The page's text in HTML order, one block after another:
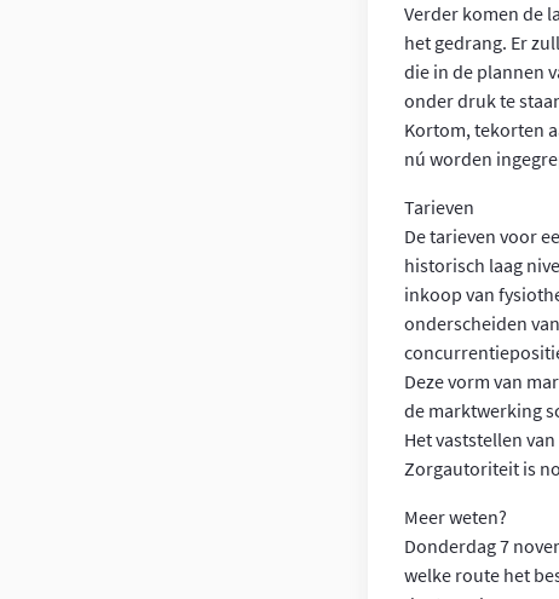
Verder komen de
het gedrang. Er
die in de plannen
onder druk te
Kortom, tekorten
nú worden
Tarieven
De tarieven voor
historisch laag
inkoop van
onderscheiden
Deze vorm van
de marktwerking
Het vaststellen
Zorgautoriteit is
Meer weten?
Donderdag 7
welke route het